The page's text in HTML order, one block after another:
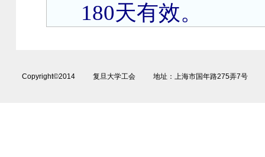
180天有效。
Copyright©2014 复旦大学工会 地址：上海市国年路275弄7号